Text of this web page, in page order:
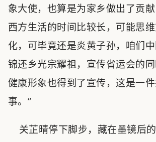
象大使，也算是为家乡做出了贡
西方生活的时间比较长，可能思
化，可毕竟还是炎黄子孙，咱们
锦还乡光宗耀祖，宣传省运会的
健康形象也得到了宣传，这是一
事。”
关芷晴停下脚步，藏在墨镜后